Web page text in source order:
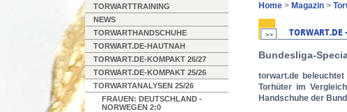
TORWARTTRAINING
NEWS
TORWARTHANDSCHUHE
TORWART.DE-HAUTNAH
TORWART.DE-KOMPAKT 26/27
TORWART.DE-KOMPAKT 25/26
TORWARTANALYSEN 25/26
FRAUEN: DEUTSCHLAND -
NORWEGEN 2:0
Home > Magazin >
Bundesliga-
torwart.de
Torhüter im
Handschuhe der